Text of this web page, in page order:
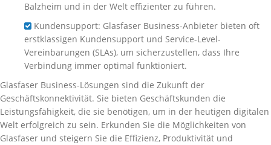
Balzheim und in der Welt effizienter zu führen.
Kundensupport: Glasfaser Business-Anbieter bieten oft
erstklassigen Kundensupport und Service-Level-
Vereinbarungen (SLAs), um sicherzustellen, dass Ihre
Verbindung immer optimal funktioniert.
Glasfaser Business-Lösungen sind die Zukunft der
Geschäftskonnektivität. Sie bieten Geschäftskunden die
Leistungsfähigkeit, die sie benötigen, um in der heutigen digitalen
Welt erfolgreich zu sein. Erkunden Sie die Möglichkeiten von
Glasfaser und steigern Sie die Effizienz, Produktivität und